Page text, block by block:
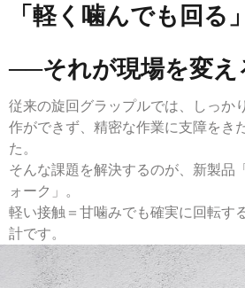
「軽く噛んでも回る」
──それが現場を変え
従来の旋回グラップルでは、しっか
作ができず、精密な作業に支障をき
た。
そんな課題を解決するのが、新製品
ォーク」。
軽い接触＝甘噛みでも確実に回転す
計です。